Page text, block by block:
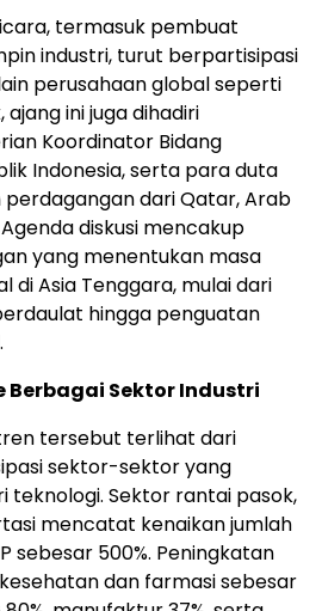
termasuk pembuat
industri, turut berpartisipasi
perusahaan global seperti
ini juga dihadiri
Koordinator Bidang
Indonesia, serta para duta
dari Qatar, Arab
diskusi mencakup
yang menentukan masa
di Asia Tenggara, mulai dari
hingga penguatan
Berbagai Sektor Industri
tersebut terlihat dari
sektor-sektor yang
teknologi. Sektor rantai pasok,
mencatat kenaikan jumlah
sebesar 500%. Peningkatan
dan farmasi sebesar